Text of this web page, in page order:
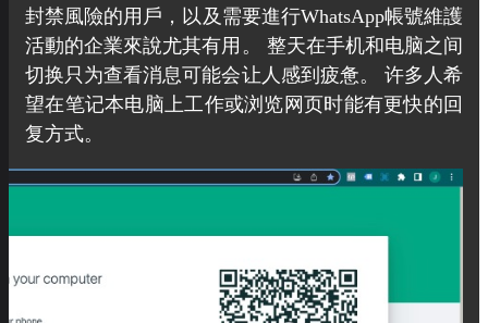
封禁風險的用戶，以及需要進行WhatsApp帳號維護
活動的企業來說尤其有用。 整天在手机和电脑之间
切换只为查看消息可能会让人感到疲惫。 许多人希
望在笔记本电脑上工作或浏览网页时能有更快的回
复方式。